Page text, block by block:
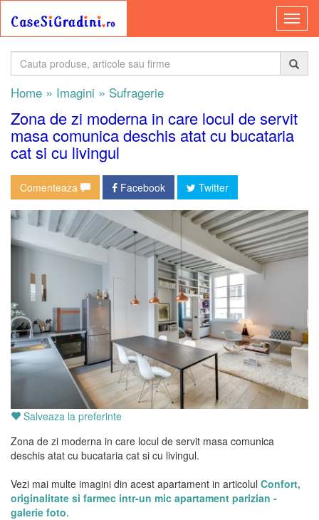
Home » Imagini » Sufragerie
Zona de zi moderna in care locul de servit
masa comunica deschis atat cu bucataria
cat si cu livingul
Comenteaza Facebook Twitter
Salveaza la preferinte
Zona de zi moderna in care locul de servit masa comunica
deschis atat cu bucataria cat si cu livingul.
Vezi mai multe imagini din acest apartament in articolul Confort,
originalitate si farmec intr-un mic apartament parizian -
galerie foto.